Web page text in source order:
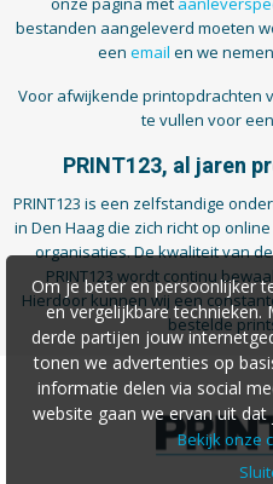
bestanden aangeleverd moeten
een email en we
Voor afwijkende printopdrachten
te vullen voor
PRINT123, al jaren
PRINT123 is een zelfstandige
in Den Haag die zich richt op
organisaties. De kwaliteit van
PRINT123 wordt continu
Hierdoor kunnen wij een
bestelde
Om je beter en persoonlijker
en vergelijkbare
derde partijen jouw
tonen we advertenties op
informatie delen via social
website gaan we ervan uit
Bekijk onze